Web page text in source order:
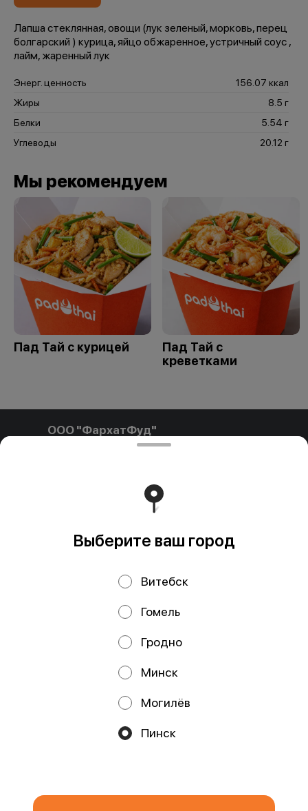
аналитических сервисов согласно нашейполитике
конфиденциальности
Лапша стеклянная, овощи (лук зеленый, морковь, перец
болгарский ) курица, яйцо обжаренное, устричный соус ,
лайм, жаренный лук
Энерг. ценность
156.07 ккал
Жиры
8.5 г
Белки
5.54 г
Углеводы
20.12 г
Мы рекомендуем
Пад Тай с курицей
Пад Тай с
креветками
ООО "ФархатФуд"
ООО"ФархатФуд" Свидетельство о государственной
Калиновского, д.32, каб. 11/15 farhatfud@gmail.com
Работает на эффективном ядре
Политика конфиденциальности
Публичная оферта
Выберите ваш город
Витебск
Гомель
Гродно
Минск
Могилёв
Пинск